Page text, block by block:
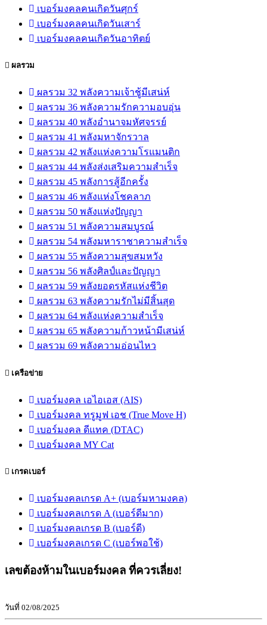
เบอร์มงคลคนเกิดวันศุกร์
เบอร์มงคลคนเกิดวันเสาร์
เบอร์มงคลคนเกิดวันอาทิตย์
ผลรวม
ผลรวม 32 พลังความเจ้าชู้มีเสน่ห์
ผลรวม 36 พลังความรักความอบอุ่น
ผลรวม 40 พลังอำนาจมหัศจรรย์
ผลรวม 41 พลังมหาจักรวาล
ผลรวม 42 พลังแห่งความโรแมนติก
ผลรวม 44 พลังส่งเสริมความสำเร็จ
ผลรวม 45 พลังการสู้อีกครั้ง
ผลรวม 46 พลังแห่งโชคลาภ
ผลรวม 50 พลังแห่งปัญญา
ผลรวม 51 พลังความสมบูรณ์
ผลรวม 54 พลังมหาราชาความสำเร็จ
ผลรวม 55 พลังความสุขสมหวัง
ผลรวม 56 พลังศิลป์และปัญญา
ผลรวม 59 พลังยอดรหัสแห่งชีวิต
ผลรวม 63 พลังความรักไม่มีสิ้นสุด
ผลรวม 64 พลังแห่งความสำเร็จ
ผลรวม 65 พลังความก้าวหน้ามีเสน่ห์
ผลรวม 69 พลังความอ่อนไหว
เครือข่าย
เบอร์มงคล เอไอเอส (AIS)
เบอร์มงคล ทรูมูฟ เอช (True Move H)
เบอร์มงคล ดีแทค (DTAC)
เบอร์มงคล MY Cat
เกรดเบอร์
เบอร์มงคลเกรด A+ (เบอร์มหามงคล)
เบอร์มงคลเกรด A (เบอร์ดีมาก)
เบอร์มงคลเกรด B (เบอร์ดี)
เบอร์มงคลเกรด C (เบอร์พอใช้)
เลขต้องห้ามในเบอร์มงคล ที่ควรเลี่ยง!
วันที่ 02/08/2025